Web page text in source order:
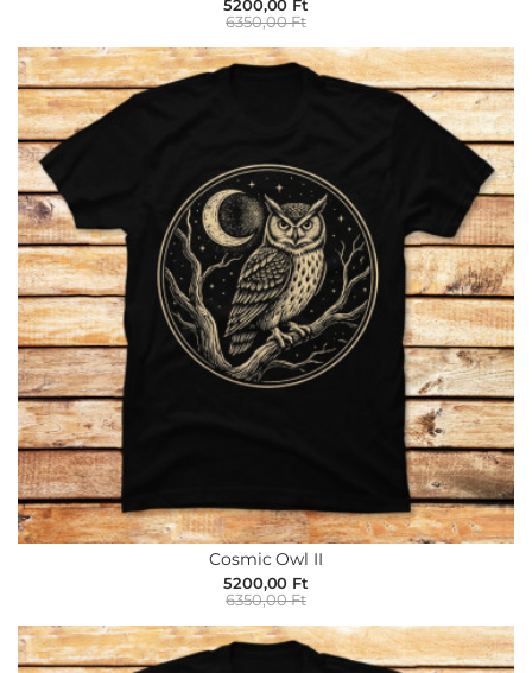
5200,00 Ft
6350,00 Ft
Cosmic Owl II
5200,00 Ft
6350,00 Ft